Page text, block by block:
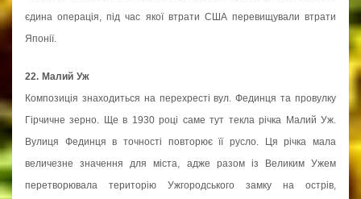
єдина операція, під час якої втрати США перевищували втрати
Японії.
22. Малий Уж
Композиція знаходиться на перехресті вул. Фединця та провулку
Гірчичне зерно. Ще в 1930 році саме тут текла річка Малий Уж.
Вулиця Фединця в точності повторює її русло. Ця річка мала
величезне значення для міста, адже разом із Великим Ужем
перетворювала територію Ужгородського замку на острів,